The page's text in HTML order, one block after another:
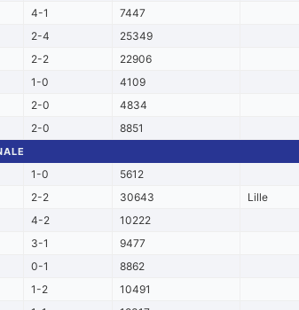
4-1
7447
2-4
25349
2-2
22906
1-0
4109
2-0
4834
2-0 8851
1-0
5612
2-2 30643
Lille
4-2
10222
3-1
9477
0-1
8862
1-2
10491